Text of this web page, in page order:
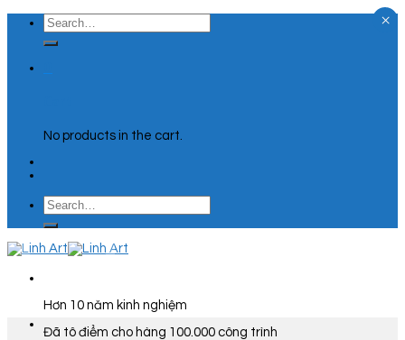
Skip
content
Search
for:
No products in the cart.
Search
for:
Hơn 10 năm kinh nghiệm
Đã tô điểm cho hàng 100.000 công trình
×